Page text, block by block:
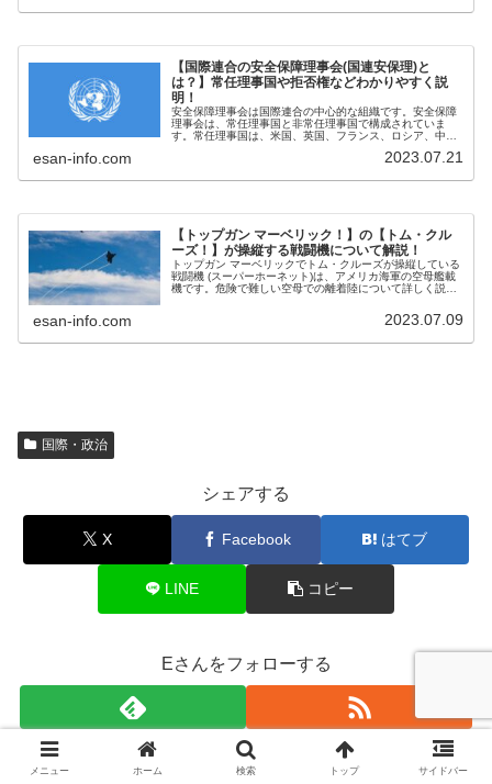
【国際連合の安全保障理事会(国連安保理)と
は？】常任理事国や拒否権などわかりやすく説
明！
安全保障理事会は国際連合の中心的な組織です。安全保障
理事会は、常任理事国と非常任理事国で構成されていま
す。常任理事国は、米国、英国、フランス、ロシア、中国
esan-info.com 2023.07.21
【トップガン マーベリック！】の【トム・クル
ーズ！】が操縦する戦闘機について解説！
トップガン マーベリックでトム・クルーズが操縦している
戦闘機 (スーパーホーネット)は、アメリカ海軍の空母艦載
機です。危険で難しい空母での離着陸について詳しく説明
esan-info.com 2023.07.09
国際・政治
シェアする
X Facebook はてブ
LINE コピー
Eさんをフォローする
Eさん
メニュー ホーム 検索 トップ サイドバー